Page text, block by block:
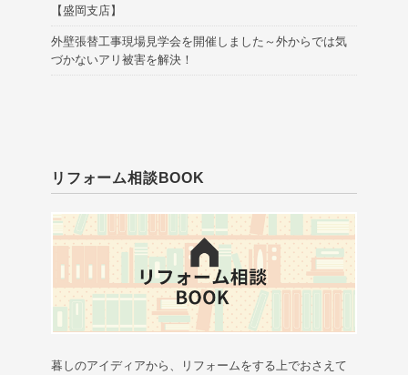
【盛岡支店】
外壁張替工事現場見学会を開催しました～外からでは気
づかないアリ被害を解決！
リフォーム相談BOOK
暮しのアイディアから、リフォームをする上でおさえて